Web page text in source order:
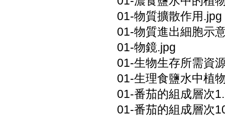
01-物質擴散作用.jpg
01-物質進出細胞示
01-物鏡.jpg
01-生物生存所需資
01-生理食鹽水中植
01-番茄的組成層次
01-番茄的組成層次